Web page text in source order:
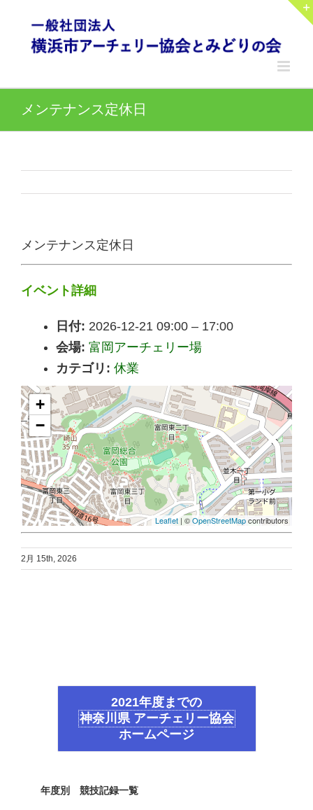
content
メンテナンス定休日
メンテナンス定休日
イベント詳細
日付: 2026-12-21 09:00 – 17:00
会場: 富岡アーチェリー場
カテゴリ: 休業
+
−
Leaflet | ©OpenStreetMapcontributors
2月 15th, 2026
2021年度までの
神奈川県 アーチェリー協会
ホームページ
年度別 競技記録一覧